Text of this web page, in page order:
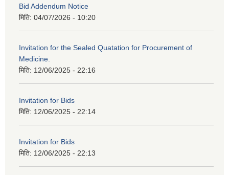
Bid Addendum Notice
मिति: 04/07/2026 - 10:20
Invitation for the Sealed Quatation for Procurement of
Medicine.
मिति: 12/06/2025 - 22:16
Invitation for Bids
मिति: 12/06/2025 - 22:14
Invitation for Bids
मिति: 12/06/2025 - 22:13